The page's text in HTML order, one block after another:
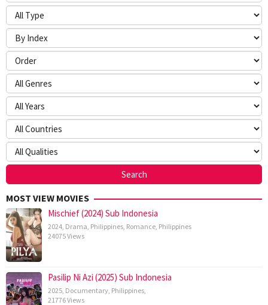
MOST VIEW MOVIES
Mischief (2024) Sub Indonesia
2024 Drama Philippines Romance Philippines
24075 Views
Pasilip Ni Azi (2025) Sub Indonesia
2025 Documentary Philippines
21776 Views